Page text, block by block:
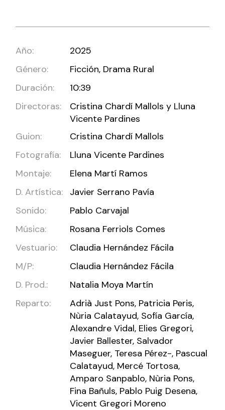
Año:
2025
Género:
Ficción, Drama Rural
Duración:
10:39
Directoras:
Cristina Chardí Mallols y Lluna
Vicente Pardines
Guion:
Cristina Chardí Mallols
Fotografía:
Lluna Vicente Pardines
Montaje:
Elena Martí Ramos
D. Artística:
Javier Serrano Pavía
Sonido:
Pablo Carvajal
Música:
Rosana Ferriols Comes
Vestuario:
Claudia Hernández Fácila
M/P:
Claudia Hernández Fácila
D. Prod.:
Natalia Moya Martín
Reparto:
Adrià Just Pons, Patricia Peris,
Nùria Calatayud, Sofía García,
Alexandre Vidal, Elies Gregori,
Javier Ballester, Salvador
Maseguer, Teresa Pérez-, Pascual
Calatayud, Mercé Tortosa,
Amparo Sanpablo, Nùria Pons,
Fina Bañuls, Pablo Puig Desena,
Vicent Gregori Moreno